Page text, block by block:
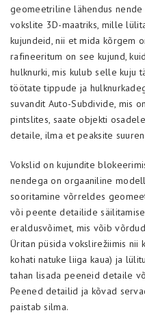
geomeetriline lähendus
vokslite 3D-maatriks, mille
kujundeid, nii et mida kõrgem
rafineeritum on see kujund,
hulknurki, mis kulub selle kuju
töötate tippude ja
suvandit Auto-Subdivide, mis
pintslites, saate objekti
detaile, ilma et peaksite
Vokslid on kujundite
nendega on orgaaniline
sooritamine võrreldes
või peente detailide
eraldusvõimet, mis võib
Üritan püsida vokslirežiimis nii
kohati natuke liiga kaua) ja
tahan lisada peeneid detaile
Peened detailid ja kõvad
paistab silma.